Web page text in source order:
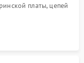
платы, цепей
механизма